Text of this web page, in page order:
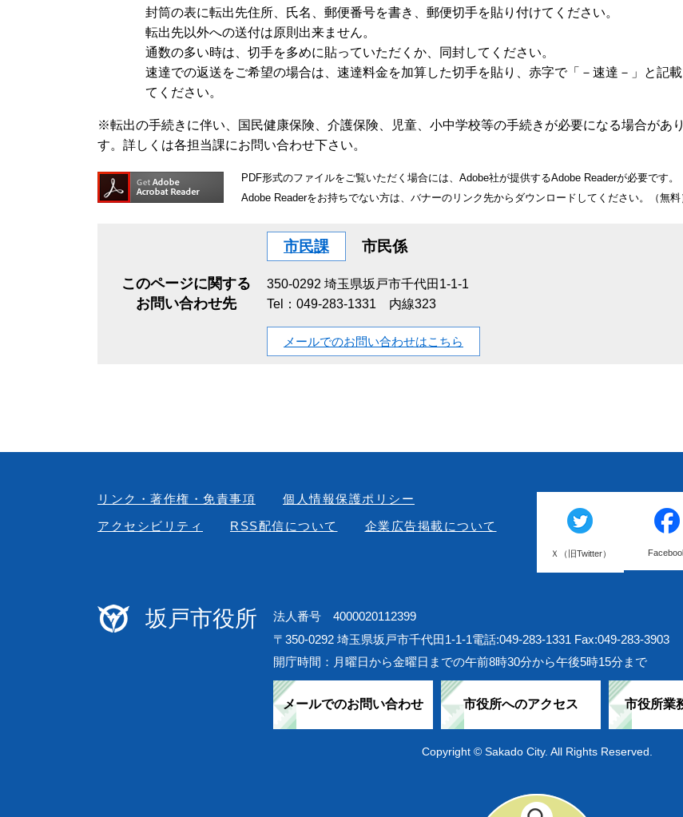
封筒の表に転出先住所、氏名、郵便番号を書き、郵便切手を貼り付けてください。
転出先以外への送付は原則出来ません。
通数の多い時は、切手を多めに貼っていただくか、同封してください。
速達での返送をご希望の場合は、速達料金を加算した切手を貼り、赤字で「－速達－」と記載
てください。
※転出の手続きに伴い、国民健康保険、介護保険、児童、小中学校等の手続きが必要になる場合があ
す。詳しくは各担当課にお問い合わせ下さい。
PDF形式のファイルをご覧いただく場合には、Adobe社が提供するAdobe Readerが必要です。
Adobe Readerをお持ちでない方は、バナーのリンク先からダウンロードしてください。（無料
このページに関する
お問い合わせ先
市民課 市民係
350-0292 埼玉県坂戸市千代田1-1-1
Tel：049-283-1331 内線323
メールでのお問い合わせはこちら
リンク・著作権・免責事項
個人情報保護ポリシー
アクセシビリティ
RSS配信について 企業広告掲載について
Ｘ（旧Twitter）
坂戸市役所
法人番号 4000020112399
〒350-0292 埼玉県坂戸市千代田1-1-1電話:049-283-1331 Fax:049-283-3903
開庁時間：月曜日から金曜日までの午前8時30分から午後5時15分まで
メールでのお問い合わせ 市役所へのアクセス 市役所業
Copyright © Sakado City. All Rights Reserved.